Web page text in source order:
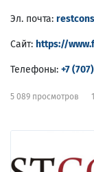
Эл. почта:
Сайт: https://
Телефоны: +7
5 089 просмотров